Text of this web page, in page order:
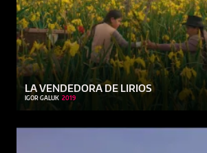
LA VENDEDORA DE LIRIOS
IGOR GALUK 2019